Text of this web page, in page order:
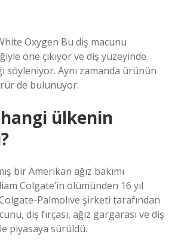
Oxygen Bu diş macunu
öne çıkıyor ve diş yüzeyinde
söyleniyor. Aynı zamanda ürünün
de bulunuyor.
ülkenin
bir Amerikan ağız bakımı
Colgate’in ölümünden 16 yıl
Palmolive şirketi tarafından
diş fırçası, ağız gargarası ve diş
piyasaya sürüldü.